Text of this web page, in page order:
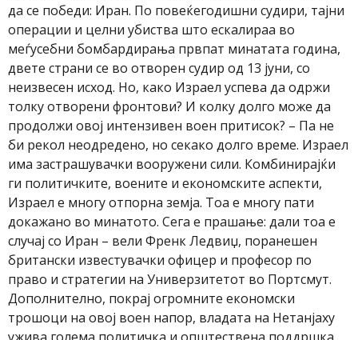
да се победи: Иран. По повеќегодишни судири, тајни
операции и целни убиства што ескалираа во
меѓусебни бомбардирања првпат минатата година,
двете страни се во отворен судир од 13 јуни, со
неизвесен исход. Но, како Израел успева да одржи
толку отворени фронтови? И колку долго може да
продолжи овој интензивен воен притисок? – Па не
би рекол неодредено, но секако долго време. Израел
има застрашувачки вооружени сили. Комбинирајќи
ги политичките, воените и економските аспекти,
Израел е многу отпорна земја. Тоа е многу пати
докажано во минатото. Сега е прашање: дали тоа е
случај со Иран – вели Френк Ледвиџ, поранешен
британски известувачки офицер и професор по
право и стратегии на Универзитетот во Портсмут.
Дополнително, покрај огромните економски
трошоци на овој воен напор, владата на Нетанјаху